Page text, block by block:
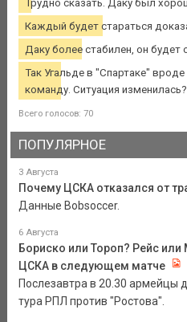
Трудно сказать. Даку был
Каждый будет стараться
Даку более стабилен, он
Так Угальде в "Спартаке"
команду. Ситуация изменилась?
Всего голосов: 70
ПОПУЛЯРНОЕ
3 Августа
Почему ЦСКА отказался от
Данные Bobsoccer.
6 Августа
Бориско или Тороп? Рейс или
ЦСКА в следующем матче
Послезавтра в 20.30 армейцы
тура РПЛ против "Ростова".